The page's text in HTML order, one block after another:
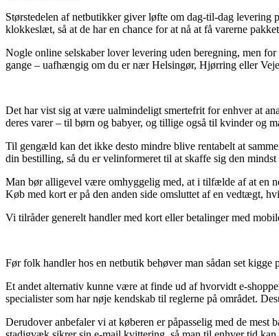
Størstedelen af netbutikker giver løfte om dag-til-dag levering
klokkeslæt, så at de har en chance for at nå at få varerne
Nogle online selskaber lover levering uden beregning, men
gange – uafhængig om du er nær Helsingør, Hjørring eller
Det har vist sig at være ualmindeligt smertefrit for enhver at
deres varer – til børn og babyer, og tillige også til kvinder og
Til gengæld kan det ikke desto mindre blive rentabelt at
din bestilling, så du er velinformeret til at skaffe sig den mindst
Man bør alligevel være omhyggelig med, at i tilfælde af at en
Køb med kort er på den anden side omsluttet af en vedtægt,
Vi tilråder generelt handler med kort eller betalinger med
Før folk handler hos en netbutik behøver man sådan set
Et andet alternativ kunne være at finde ud af hvorvidt e-
specialister som har nøje kendskab til reglerne på området.
Derudover anbefaler vi at køberen er påpasselig med de